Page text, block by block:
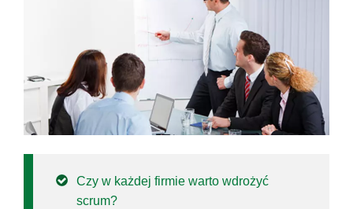
Czy w każdej firmie warto wdrożyć
scrum?